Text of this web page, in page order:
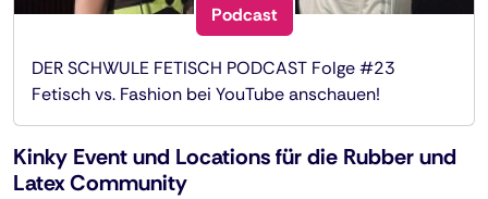
Podcast
DER SCHWULE FETISCH PODCAST Folge #23
Fetisch vs. Fashion bei YouTube anschauen!
Kinky Event und Locations für die Rubber und
Latex Community